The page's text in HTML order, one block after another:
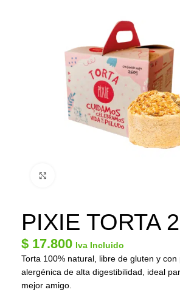
PIXIE TORTA
$ 17.800 Iva Incluido
Torta 100% natural, libre de gluten y
alergénica de alta digestibilidad, ideal
mejor amigo.